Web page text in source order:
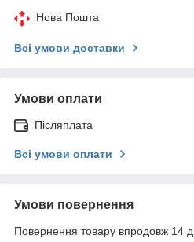
Нова Пошта
Всі умови доставки
Умови оплати
Післяплата
Всі умови оплати
Умови повернення
Повернення товару впродовж 14